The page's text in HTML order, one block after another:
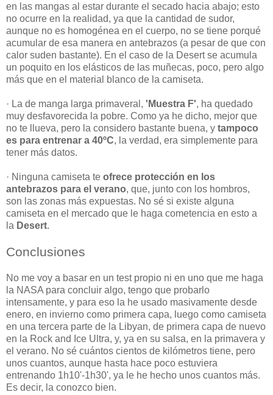
en las mangas al estar durante el secado hacia abajo; esto
no ocurre en la realidad, ya que la cantidad de sudor,
aunque no es homogénea en el cuerpo, no se tiene porqué
acumular de esa manera en antebrazos (a pesar de que con
calor suden bastante). En el caso de la Desert se acumula
un poquito en los elásticos de las muñecas, poco, pero algo
más que en el material blanco de la camiseta.
· La de manga larga primaveral, 'Muestra F', ha quedado
muy desfavorecida la pobre. Como ya he dicho, mejor que
no te llueva, pero la considero bastante buena, y tampoco
es para entrenar a 40ºC, la verdad, era simplemente para
tener más datos.
· Ninguna camiseta te ofrece protección en los
antebrazos para el verano, que, junto con los hombros,
son las zonas más expuestas. No sé si existe alguna
camiseta en el mercado que le haga cometencia en esto a
la Desert.
Conclusiones
No me voy a basar en un test propio ni en uno que me haga
la NASA para concluir algo, tengo que probarlo
intensamente, y para eso la he usado masivamente desde
enero, en invierno como primera capa, luego como camiseta
en una tercera parte de la Libyan, de primera capa de nuevo
en la Rock and Ice Ultra, y, ya en su salsa, en la primavera y
el verano. No sé cuántos cientos de kilómetros tiene, pero
unos cuantos, aunque hasta hace poco estuviera
entrenando 1h10'-1h30', ya le he hecho unos cuantos más.
Es decir, la conozco bien.